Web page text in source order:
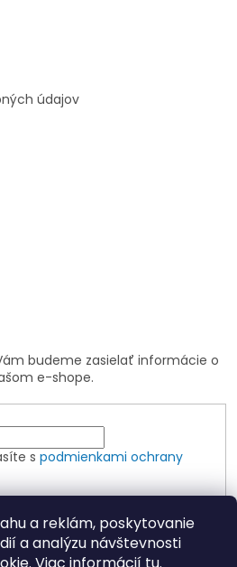
a reklám, poskytovanie
a analýzu návštevnosti
údajov
budeme zasielať informácie o
e-shope.
s podmienkami ochrany